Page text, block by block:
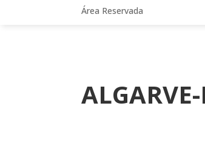
Área Reservada